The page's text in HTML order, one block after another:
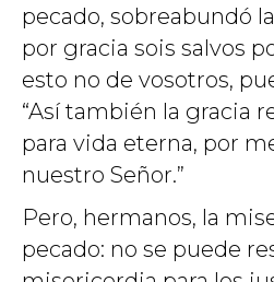
pecado, sobreabundó
por gracia sois salvos
esto no de vosotros,
“Así también la gracia
para vida eterna, por
nuestro Señor.”
Pero, hermanos, la
pecado: no se puede